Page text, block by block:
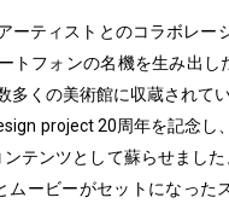
ーティストとのコラボレー
トフォンの名機を生み出
多くの美術館に収蔵されてい
project 20周年を記念
テンツとして蘇らせまし
ムービーがセットになった